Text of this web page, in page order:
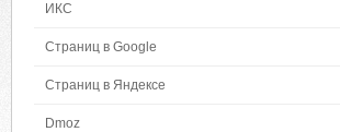
ИКС
Страниц в Google
Страниц в Яндексе
Dmoz